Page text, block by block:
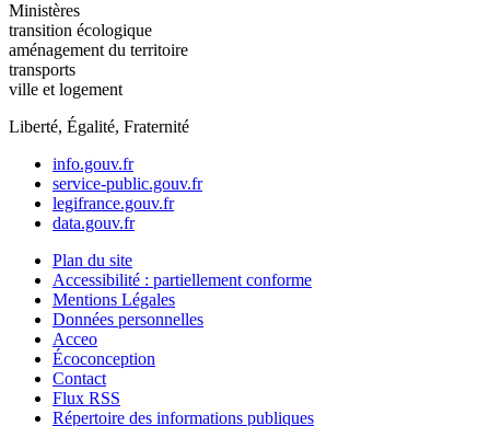
Ministères
transition écologique
aménagement du territoire
transports
ville et logement
Liberté, Égalité, Fraternité
info.gouv.fr
service-public.gouv.fr
legifrance.gouv.fr
data.gouv.fr
Plan du site
Accessibilité : partiellement conforme
Mentions Légales
Données personnelles
Acceo
Écoconception
Contact
Flux RSS
Répertoire des informations publiques